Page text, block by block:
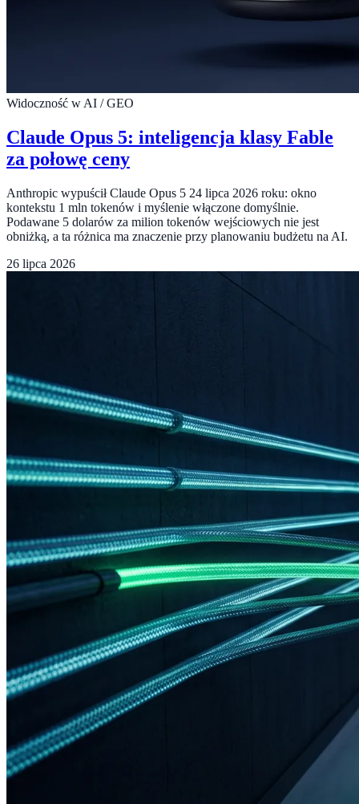
Widoczność w AI / GEO
Claude Opus 5: inteligencja klasy Fable
za połowę ceny
Anthropic wypuścił Claude Opus 5 24 lipca 2026 roku: okno
kontekstu 1 mln tokenów i myślenie włączone domyślnie.
Podawane 5 dolarów za milion tokenów wejściowych nie jest
obniżką, a ta różnica ma znaczenie przy planowaniu budżetu na AI.
26 lipca 2026